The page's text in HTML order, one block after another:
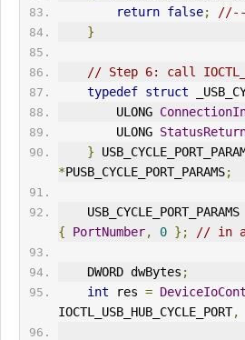
return false;
}
// Step 6: call
typedef struct
        ULONG
        ULONG
}
*PUSB_CYCLE_PORT_PARAMS;
    USB_CYCLE_PORT_PARAMS
{
PortNumber, 0 }; // in
    DWORD dwBytes
;
int res =
IOCTL_USB_HUB_CYCLE_PORT,